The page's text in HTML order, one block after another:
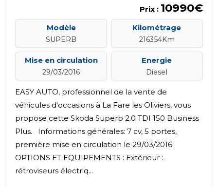
Prix : 10990€
Modèle
SUPERB
Kilométrage
216354Km
Mise en circulation
29/03/2016
Energie
Diesel
EASY AUTO, professionnel de la vente de
véhicules d'occasions à La Fare les Oliviers, vous
propose cette Skoda Superb 2.0 TDI 150 Business
Plus. Informations générales: 7 cv, 5 portes,
première mise en circulation le 29/03/2016.
OPTIONS ET EQUIPEMENTS : Extérieur :-
rétroviseurs électriq...